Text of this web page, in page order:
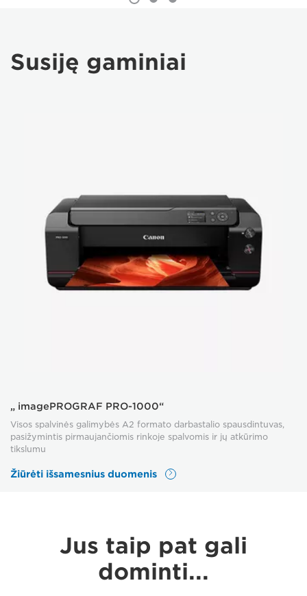
Susiję gaminiai
„ imagePROGRAF PRO-1000“
Visos spalvinės galimybės A2 formato darbastalio spausdintuvas,
pasižymintis pirmaujančiomis rinkoje spalvomis ir jų atkūrimo
tikslumu
Žiūrėti išsamesnius duomenis
Jus taip pat gali
dominti...